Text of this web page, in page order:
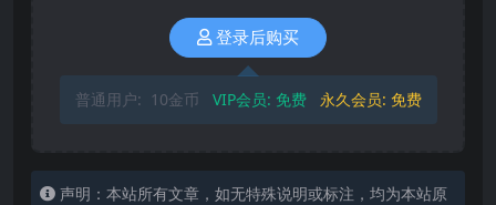
登录后购买
普通用户: 10金币 VIP会员: 免费 永久会员: 免费
声明：本站所有文章，如无特殊说明或标注，均为本站原